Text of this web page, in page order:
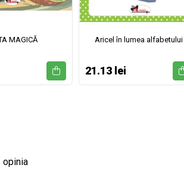
MAGICĂ Aricel în lumea alfabetului
21.13 lei
opinia